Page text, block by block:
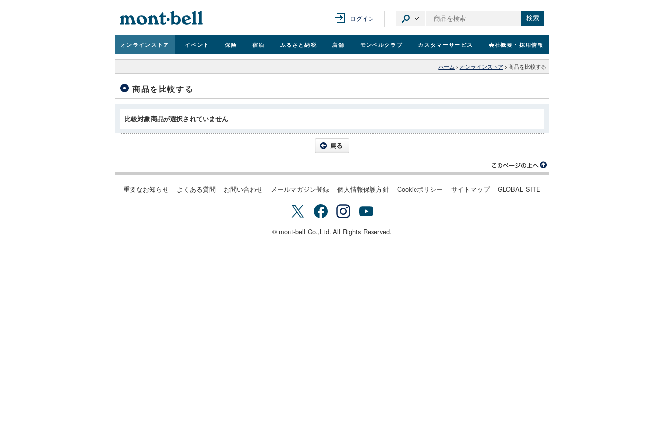
ログイン 検索
オンラインストア イベント 保険 宿泊 ふるさと納税 店舗 モンベルクラブ カスタマーサービス 会社概要 ・採用情報
ホーム > オンラインストア > 商品を比較する
商品を比較する
比較対象商品が選択されていません
重要なお知らせ よくある質問 お問い合わせ メールマガジン登録 個人情報保護方針 Cookieポリシー サイトマップ GLOBAL SITE
© mont-bell Co.,Ltd. All Rights Reserved.